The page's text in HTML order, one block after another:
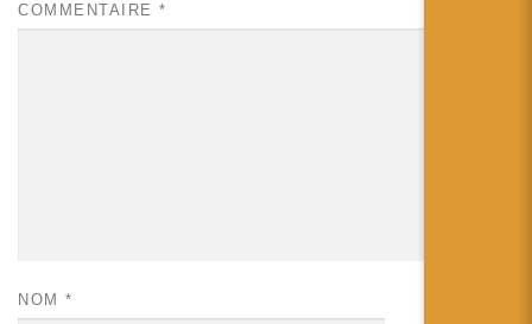
COMMENTAIRE *
NOM *